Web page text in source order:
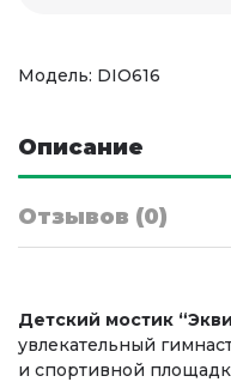
Модель: DIO616
Описание
Отзывов (0)
Детский мостик
увлекательный
и спортивной